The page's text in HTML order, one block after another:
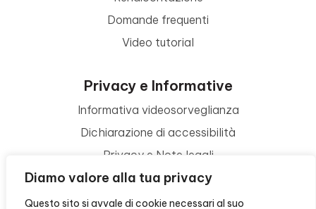
Diamo valore alla tua privacy
Questo sito si avvale di cookie necessari al suo
Domande frequenti
Video tutorial
Privacy e Informative
Informativa videosorveglianza
Dichiarazione di accessibilità
Privacy e Note legali
Termini di utilizzo
Cookie policy